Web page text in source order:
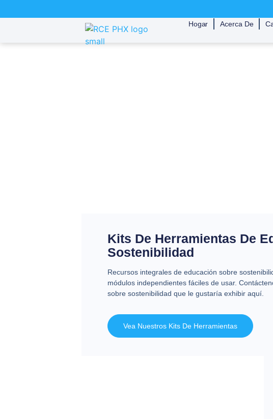
Hogar
Acerca De
Kits De Herramientas De
Sostenibilidad
Recursos integrales de educación sobre
módulos independientes fáciles de usar.
sobre sostenibilidad que le gustaría exhibir aquí.
Vea Nuestros Kits De Herramientas